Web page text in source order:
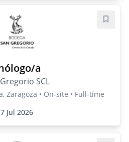
a
SCL
Zaragoza • On-site • Full-time
7 Jul 2026
Save